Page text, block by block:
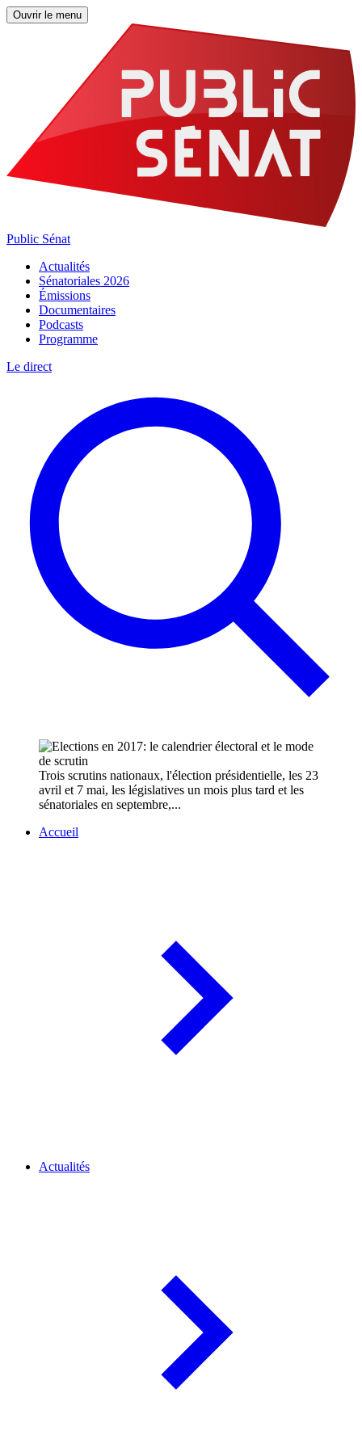
Ouvrir le menu
Public Sénat
Actualités
Sénatoriales 2026
Émissions
Documentaires
Podcasts
Programme
Le direct
Trois scrutins nationaux, l'élection présidentielle, les 23
avril et 7 mai, les législatives un mois plus tard et les
sénatoriales en septembre,...
Accueil
Actualités